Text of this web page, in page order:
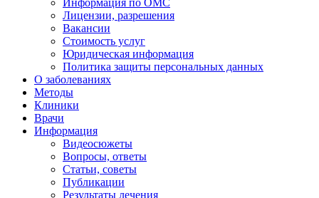
Лицензии, разрешения
Вакансии
Стоимость услуг
Юридическая информация
Политика защиты персональных данных
О заболеваниях
Методы
Клиники
Врачи
Информация
Видеосюжеты
Вопросы, ответы
Статьи, советы
Публикации
Результаты лечения